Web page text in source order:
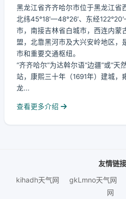
黑龙江省齐齐哈尔市位于黑龙江省
北纬45°18′—48°26′、东经
市，南接吉林省白城市，西连内蒙
盟，北靠黑河市及大兴安岭地区，
市和重要交通枢纽。
“齐齐哈尔”为达斡尔语“边疆”或“天
站，康熙三十年（1691年）建城，
龙...
查看更多介绍
友情链接
kihadh天气网
gkLmno天气网
网